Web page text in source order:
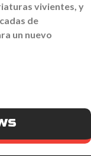
vivientes, y
de
un nuevo